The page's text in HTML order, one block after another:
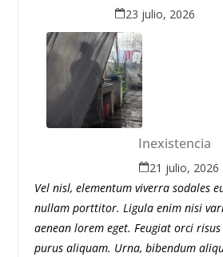
23 julio, 2026
Inexistencia
21 julio, 2026
Vel nisl, elementum viverra sodales
nullam porttitor. Ligula enim nisi
aenean lorem eget. Feugiat orci
purus aliquam. Urna, bibendum